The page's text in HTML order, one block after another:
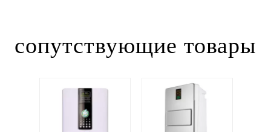
сопутствующие товары